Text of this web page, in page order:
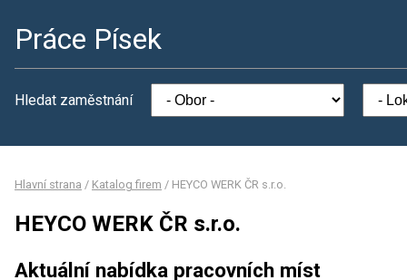
Práce Písek
Hledat zaměstnání
Hlavní strana / Katalog firem / HEYCO WERK ČR s.r.o.
HEYCO WERK ČR s.r.o.
Aktuální nabídka pracovních míst